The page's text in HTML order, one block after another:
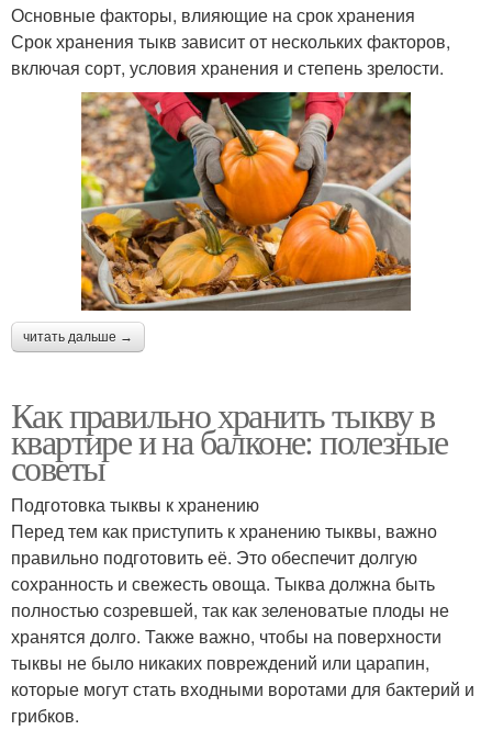
Основные факторы, влияющие на срок хранения
Срок хранения тыкв зависит от нескольких факторов,
включая сорт, условия хранения и степень зрелости.
читать дальше →
Как правильно хранить тыкву в
квартире и на балконе: полезные
советы
Подготовка тыквы к хранению
Перед тем как приступить к хранению тыквы, важно
правильно подготовить её. Это обеспечит долгую
сохранность и свежесть овоща. Тыква должна быть
полностью созревшей, так как зеленоватые плоды не
хранятся долго. Также важно, чтобы на поверхности
тыквы не было никаких повреждений или царапин,
которые могут стать входными воротами для бактерий и
грибков.